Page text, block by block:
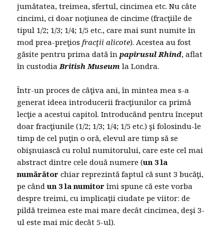
jumătatea, treimea, sfertul, cincimea etc. Nu câte
cincimi, ci doar noţiunea de cincime (fracţiile de
tipul 1/2; 1/3; 1/4; 1/5 etc., care mai sunt numite în
mod prea-preţiosfracţii alicote). Acestea au fost
găsite pentru prima dată înpapirusul Rhind, aflat
în custodiaBritish Museum la Londra.
Într-un proces de câţiva ani, în mintea mea s-a
generat ideea introducerii fracţiunilor ca primă
lecţie a acestui capitol. Introducând pentru început
doar fracţiunile (1/2; 1/3; 1/4; 1/5 etc.) şi folosindu-le
timp de cel puţin o oră, elevul are timp să se
obişnuiască cu rolul numitorului, care este cel mai
abstract dintre cele două numere (un 3 la
numărător chiar reprezintă faptul că sunt 3 bucăţi,
pe cândun 3 la numitor îmi spune că este vorba
despre treimi, cu implicaţii ciudate pe viitor: de
pildă treimea este mai mare decât cincimea, deşi 3-
ul este mai mic decât 5-ul).